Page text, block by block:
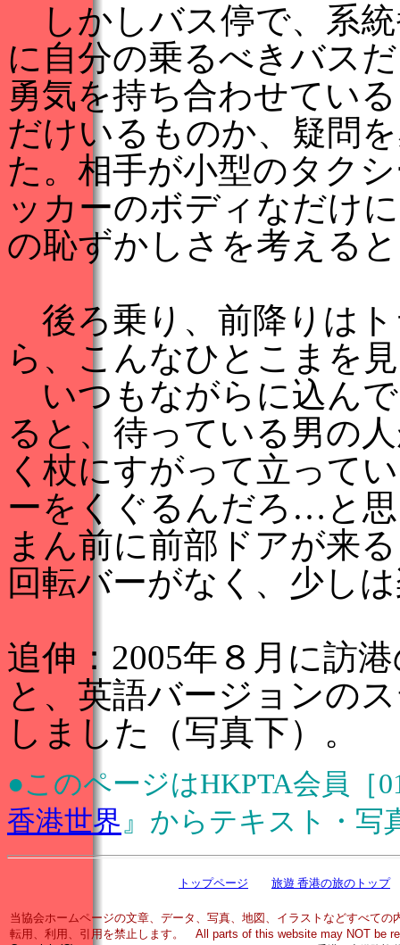
しかしバス停で、系
に自分の乗るべきバス
勇気を持ち合わせてい
だけいるものか、疑問
た。相手が小型のタク
ッカーのボディなだけ
の恥ずかしさを考える
後ろ乗り、前降りは
ら、こんなひとこまを
いつもながらに込ん
ると、待っている男の
く杖にすがって立って
ーをくぐるんだろ…と
まん前に前部ドアが来
回転バーがなく、少し
追伸：2005年８月に訪
と、英語バージョンの
しました（写真下）。
●このページはHKPTA会員［
香港世界』からテキスト・写
トップページ 旅遊 香港の旅のトップ
当協会ホームページの文章、データ、写真、地図、イラストなどすべて
転用、利用、引用を禁止します。 All parts of this website may NOT be